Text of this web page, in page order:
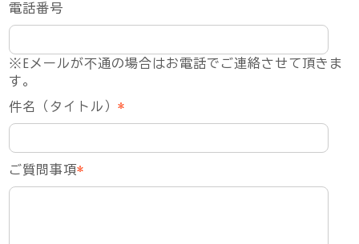
電話番号
※Eメールが不通の場合はお電話でご連絡させて頂きま
す。
件名（タイトル）*
ご質問事項*